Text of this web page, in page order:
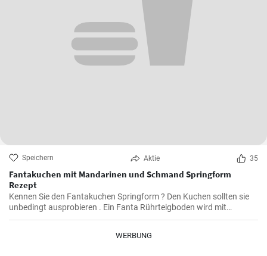
Speichern Aktie 35
Fantakuchen mit Mandarinen und Schmand Springform
Rezept
Kennen Sie den Fantakuchen Springform ? Den Kuchen sollten sie
unbedingt ausprobieren . Ein Fanta Rührteigboden wird mit
Mandarinen und einer Schmand Sahne Füllung belegt. Fruchtig ,
WERBUNG